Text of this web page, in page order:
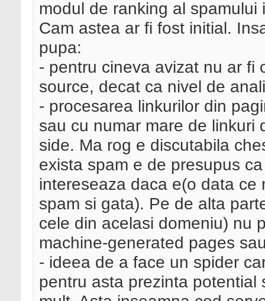
modul de ranking al spamului
Cam astea ar fi fost initial.
pupa:
- pentru cineva avizat nu ar fi
source, decat ca nivel de
- procesarea linkurilor din
sau cu numar mare de linkuri
side. Ma rog e discutabila
exista spam e de presupus
intereseaza daca e(o data ce
spam si gata). Pe de alta
cele din acelasi domeniu) nu
machine-generated pages
- ideea de a face un spider
pentru asta prezinta potential